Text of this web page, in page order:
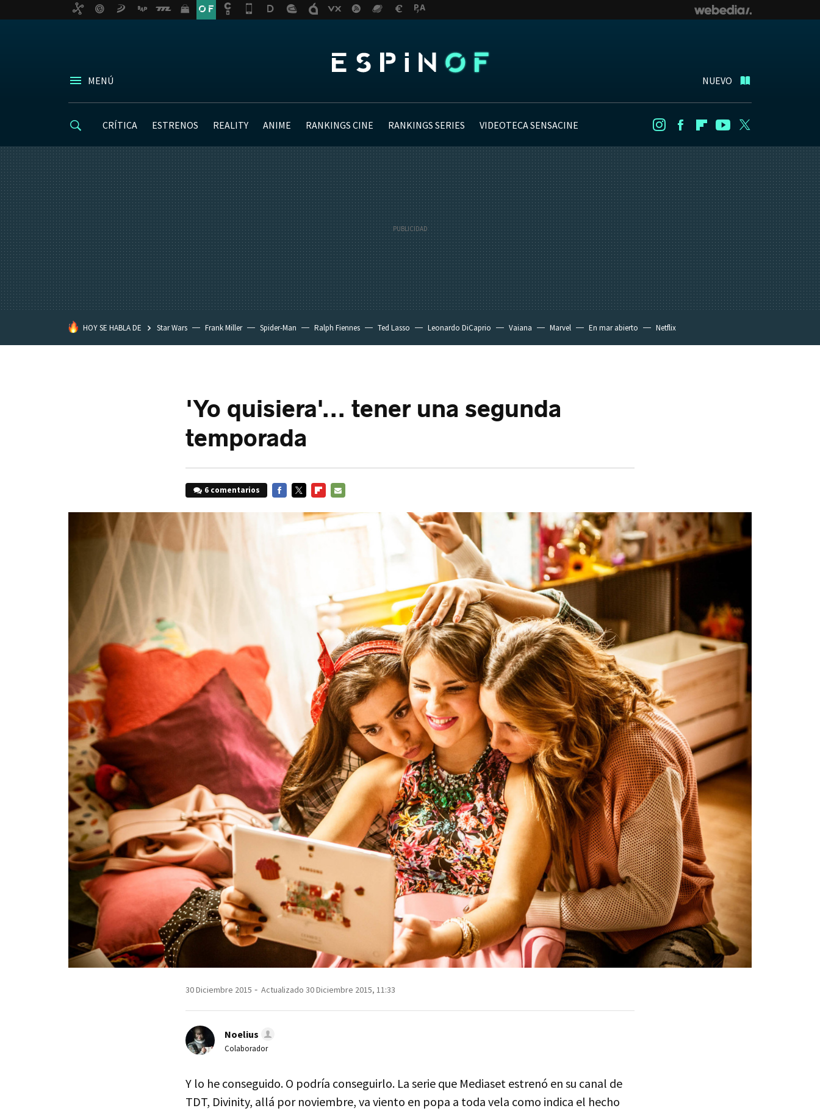
MENÚ NUEVO
CRÍTICA ESTRENOS REALITY ANIME RANKINGS CINE RANKINGS SERIES VIDEOTECA SENSACINE InstagramFacebookFlipboard
Youtube
HOY SE HABLA DE Star Wars Frank Miller Spider-Man Ralph Fiennes Ted Lasso Leonardo DiCaprio Vaiana Marvel En mar abierto Netflix
'Yo quisiera'... tener una segunda
temporada
6 comentarios
MAIL
30 Diciembre 2015 Actualizado 30 Diciembre 2015, 11:33
Noelius
Colaborador
Y lo he conseguido. O podría conseguirlo. La serie que Mediaset estrenó en su canal de
TDT, Divinity, allá por noviembre, va viento en popa a toda vela como indica el hecho